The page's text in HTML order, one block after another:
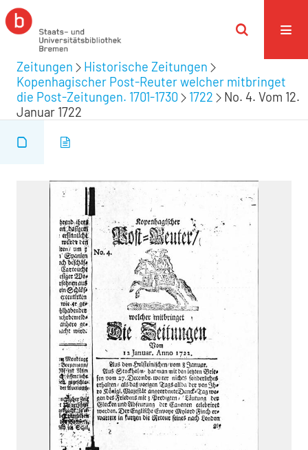
Zeitungen
Historische Zeitungen
Kopenhagischer Post-Reuter welcher mitbringet
die Post-Zeitungen. 1701-1730
1722
No. 4. Vom 12.
Januar 1722